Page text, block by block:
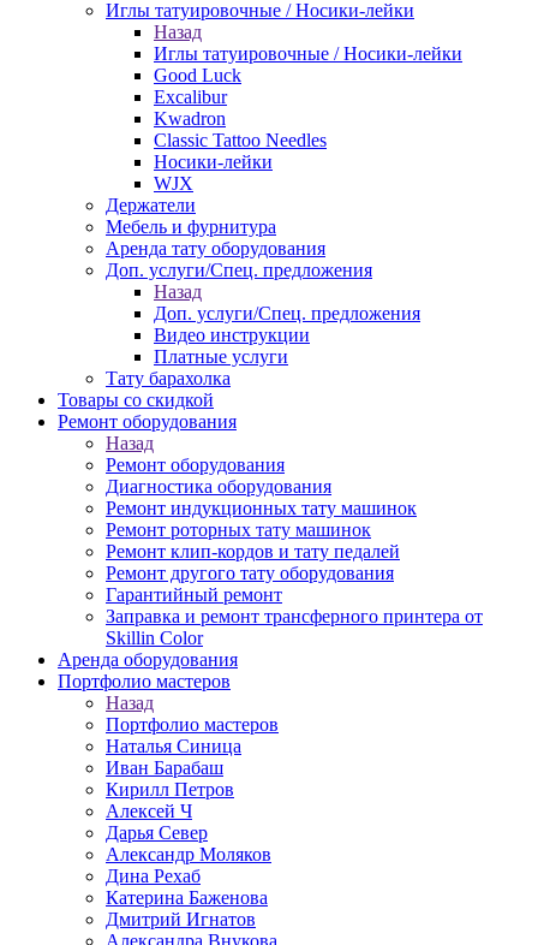
Иглы татуировочные / Носики-лейки
Назад
Иглы татуировочные / Носики-лейки
Good Luck
Excalibur
Kwadron
Classic Tattoo Needles
Носики-лейки
WJX
Держатели
Мебель и фурнитура
Аренда тату оборудования
Доп. услуги/Спец. предложения
Назад
Доп. услуги/Спец. предложения
Видео инструкции
Платные услуги
Тату барахолка
Товары со скидкой
Ремонт оборудования
Назад
Ремонт оборудования
Диагностика оборудования
Ремонт индукционных тату машинок
Ремонт роторных тату машинок
Ремонт клип-кордов и тату педалей
Ремонт другого тату оборудования
Гарантийный ремонт
Заправка и ремонт трансферного принтера от
Skillin Color
Аренда оборудования
Портфолио мастеров
Назад
Портфолио мастеров
Наталья Синица
Иван Барабаш
Кирилл Петров
Алексей Ч
Дарья Север
Александр Моляков
Дина Рехаб
Катерина Баженова
Дмитрий Игнатов
Александра Внукова